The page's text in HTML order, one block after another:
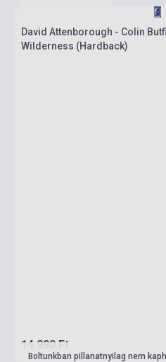
David Attenborough - Colin
Wilderness (Hardback)
14 990 Ft
Boltunkban pillanatnyilag nem